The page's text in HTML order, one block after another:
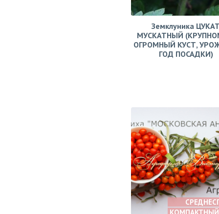
Земклуника
МУСКАТНЫЙ
ОГРОМНЫЙ КУСТ,
ГОД ПОСАДКИ)